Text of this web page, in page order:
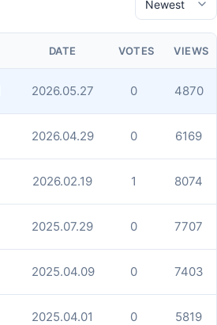
DATE VOTES VIEWS
2026.05.27 0 4870
2026.04.29 0 6169
2026.02.19 1 8074
2025.07.29 0 7707
2025.04.09 0 7403
2025.04.01 0 5819